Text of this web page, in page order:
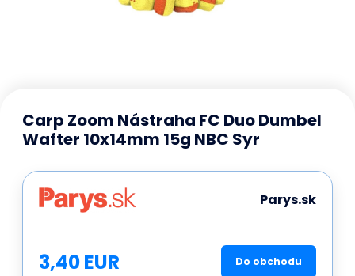
Carp Zoom Nástraha FC Duo Dumbel
Wafter 10x14mm 15g NBC Syr
Parys.sk
3,40 EUR Do obchodu